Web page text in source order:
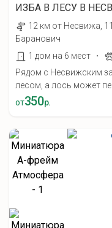
ИЗБА В ЛЕСУ В
12 км от Несвижа,
Баранович
1 дом на 6 мест
·
Рядом с Несвижским
лесом, а лось может
от350р.